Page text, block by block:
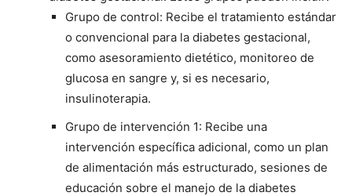
Grupo de control: Recibe el tratamiento estándar
o convencional para la diabetes gestacional,
como asesoramiento dietético, monitoreo de
glucosa en sangre y, si es necesario,
insulinoterapia.
Grupo de intervención 1: Recibe una
intervención específica adicional, como un plan
de alimentación más estructurado, sesiones de
educación sobre el manejo de la diabetes